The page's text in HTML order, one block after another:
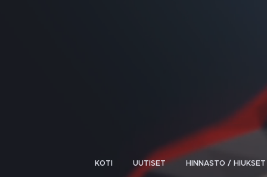
KOTI UUTISET HINNASTO / HIUKSET